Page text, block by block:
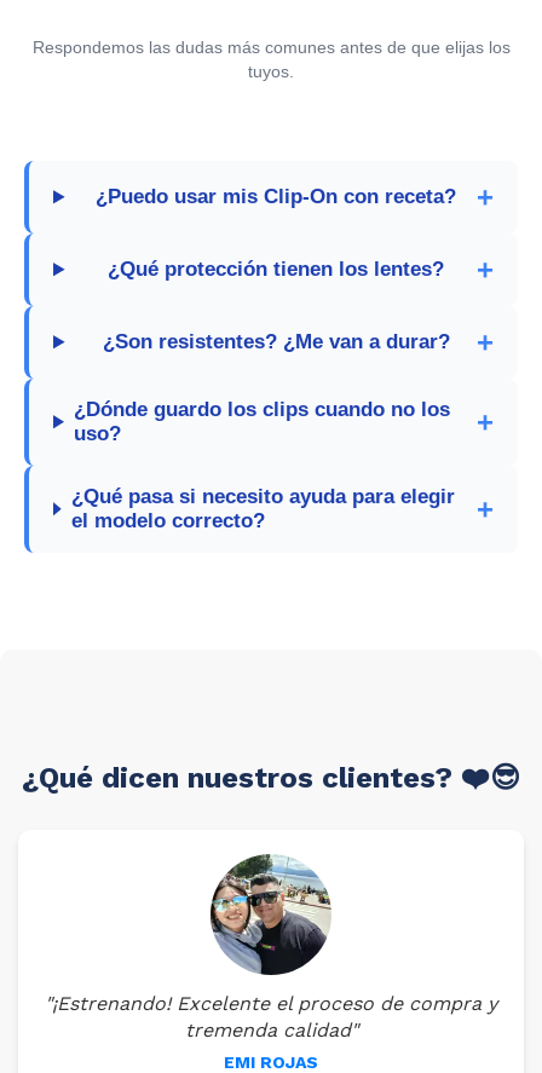
Respondemos las dudas más comunes antes de que elijas los
tuyos.
¿Puedo usar mis Clip-On con receta?
¿Qué protección tienen los lentes?
¿Son resistentes? ¿Me van a durar?
¿Dónde guardo los clips cuando no los
uso?
¿Qué pasa si necesito ayuda para elegir
el modelo correcto?
¿Qué dicen nuestros clientes? ❤️😎
"¡Estrenando! Excelente el proceso de compra y
tremenda calidad"
EMI ROJAS